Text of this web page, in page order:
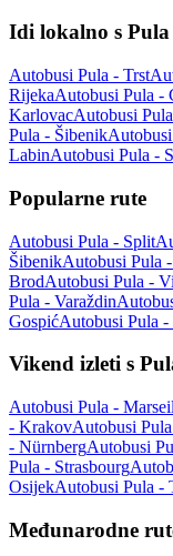
Idi lokalno s Pula
Autobusi Pula - Trst
RijekaAutobusi Pula -
KarlovacAutobusi
Pula - Šibenik
LabinAutobusi Pula -
Popularne rute
Autobusi Pula - Split
ŠibenikAutobusi Pula
BrodAutobusi Pula -
Pula - Varaždin
GospićAutobusi Pula
Vikend izleti s
Autobusi Pula -
- KrakovAutobusi
- NürnbergAutobusi
Pula - Strasbourg
OsijekAutobusi Pula -
Međunarodne